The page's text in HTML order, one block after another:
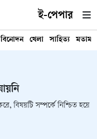
ই-পেপার
বিনোদন খেলা সাহিত্য মতামত
বিষয়টি সম্পর্কে নিশ্চিত হয়ে